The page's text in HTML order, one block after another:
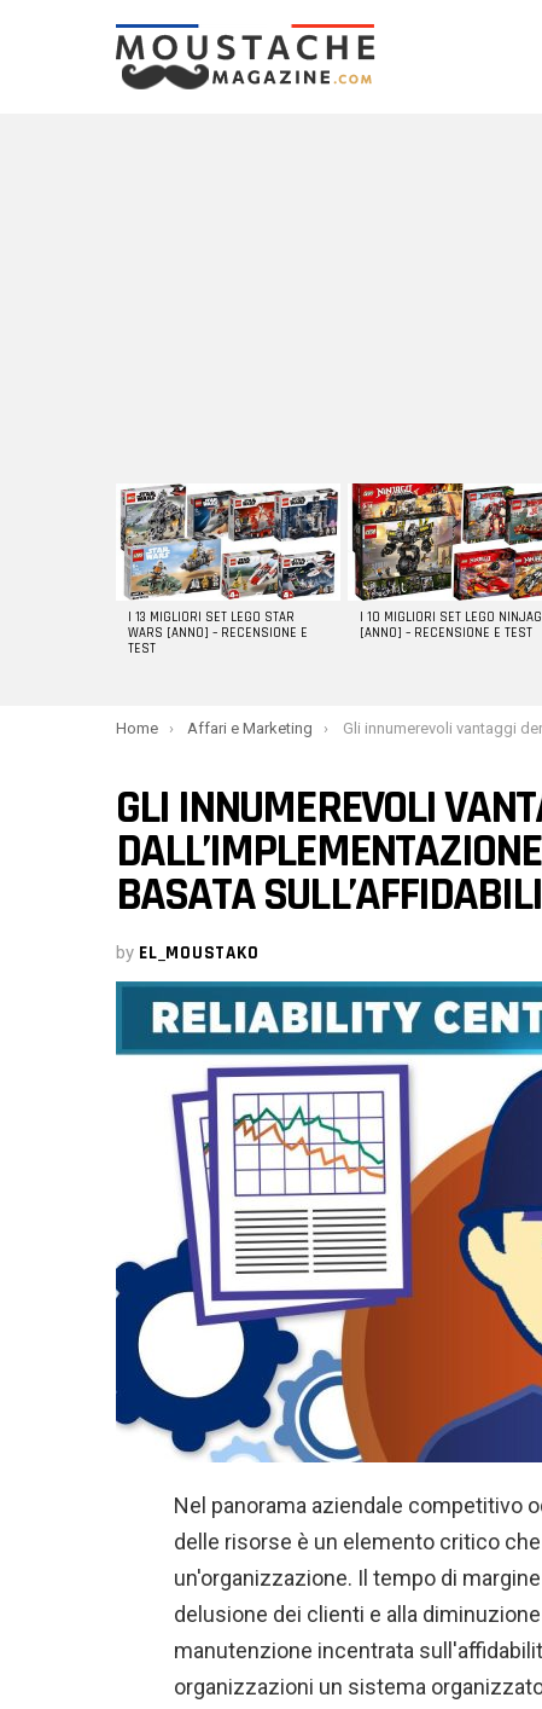
LATEST
STORIES
I 13 MIGLIORI SET LEGO STAR
WARS [ANNO] – RECENSIONE E
TEST
I 10 MIGLIORI SET LEGO
[ANNO] – RECENSIONE E TEST
You are here:
Home Affari e Marketing Gli innumerevoli vantaggi derivanti dall’implementazione di una
GLI INNUMEREVOLI
BASATA
by EL_MOUSTAKO
Nel panorama aziendale competitivo
delle risorse è un elemento critico
un'organizzazione. Il tempo di
delusione dei clienti e alla
manutenzione incentrata
organizzazioni un sistema